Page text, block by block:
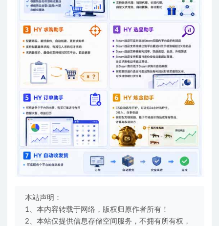
本站声明：
1、本内容转载于网络，版权归原作者所有！
2、本站仅提供信息存储空间服务，不拥有所有权，